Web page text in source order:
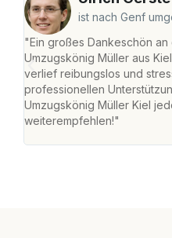
ist nach Genf
"Ein großes Dankeschön an
Umzugskönig Müller aus
verlief reibungslos und
professionellen
Umzugskönig Müller Kiel
weiterempfehlen!"